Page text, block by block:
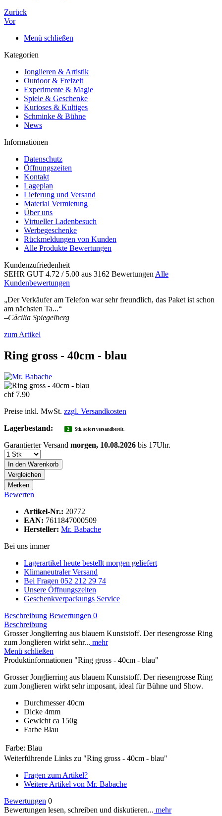
Zurück
Vor
Menü schließen
Kategorien
Jonglieren & Artistik
Outdoor & Freizeit
Experimente & Magie
Spiele & Geschenke
Kurioses & Kultiges
Schminke & Bühne
News
Informationen
Datenschutz
Öffnungszeiten
Kontakt
Lageplan
Lieferung und Versand
Material Vermietung
Über uns
Virtueller Ladenbesuch
Werbegeschenke
Rückmeldungen von Kunden
Alle Produkte Bewertungen
Kundenzufriedenheit
SEHR GUT 4.72 / 5.00 aus 3162 Bewertungen Alle
Kundenbewertungen
„Der Verkäufer am Telefon war sehr freundlich, das Paket ist schon
am nächsten Ta...“
–Cäcilia Spiegelberg
zum Artikel
Ring gross - 40cm - blau
chf 7.90
Preise inkl. MwSt. zzgl. Versandkosten
Lagerbestand:
2 Stk. sofort versandbereit.
Garantierter Versand morgen, 10.08.2026 bis 17Uhr.
In den Warenkorb
Vergleichen
Merken
Bewerten
Artikel-Nr.: 20772
EAN: 7611847000509
Hersteller: Mr. Babache
Bei uns immer
Lagerartikel heute bestellt morgen geliefert
Klimaneutraler Versand
Bei Fragen 052 212 29 74
Unsere Öffnungszeiten
Geschenkverpackungs Service
Beschreibung Bewertungen 0
Beschreibung
Grosser Jonglierring aus blauem Kunststoff. Der riesengrosse Ring
zum Jonglieren wirkt sehr... mehr
Menü schließen
Produktinformationen "Ring gross - 40cm - blau"
Grosser Jonglierring aus blauem Kunststoff. Der riesengrosse Ring
zum Jonglieren wirkt sehr imposant, ideal für Bühne und Show.
Durchmesser 40cm
Dicke 4mm
Gewicht ca 150g
Farbe Blau
Farbe: Blau
Weiterführende Links zu "Ring gross - 40cm - blau"
Fragen zum Artikel?
Weitere Artikel von Mr. Babache
Bewertungen 0
Bewertungen lesen, schreiben und diskutieren... mehr